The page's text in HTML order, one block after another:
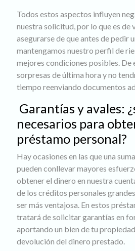
Todos estos aspectos influyen
nuestra solicitud, por lo que es
asegurarse de que antes de pedir
mantengamos nuestro perfil de
mejores condiciones posibles. De
sorpresas de última hora y no
tiempo reenviando documentos
Garantías y avales:
necesarios para
préstamo personal?
Hay ocasiones en las que una
pueden conllevar mayores
obtener el dinero en nuestra
de los créditos personales
ser más ventajosa. En estos
tratará de solicitar garantías en
aportando un bien de tu
devolución del dinero prestado.